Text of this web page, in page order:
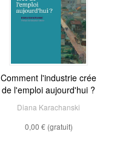
Comment l'industrie crée
de l'emploi aujourd'hui ?
Diana Karachanski
0,00 € (gratuit)